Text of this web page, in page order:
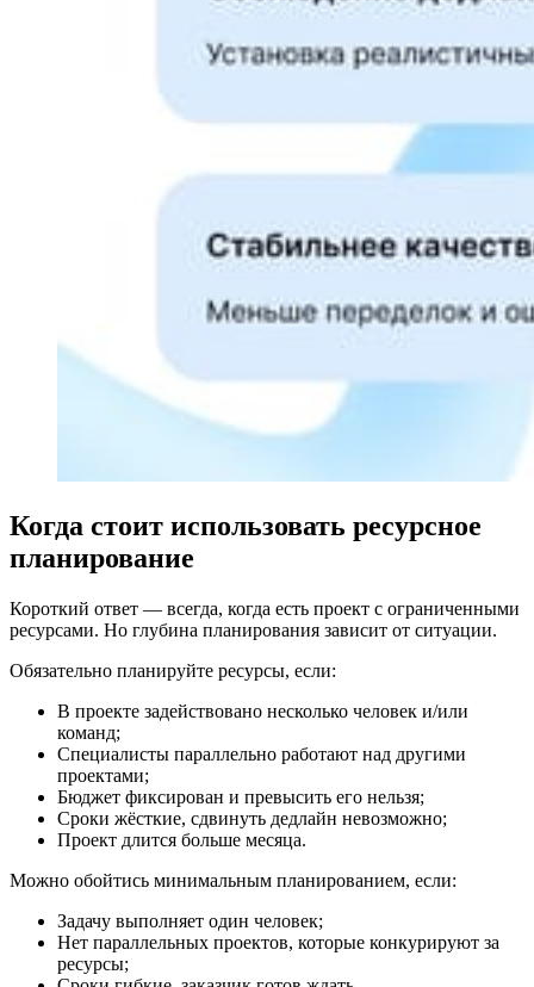
Когда стоит использовать ресурсное
планирование
Короткий ответ — всегда, когда есть проект с ограниченными
ресурсами. Но глубина планирования зависит от ситуации.
Обязательно планируйте ресурсы, если:
В проекте задействовано несколько человек и/или
команд;
Специалисты параллельно работают над другими
проектами;
Бюджет фиксирован и превысить его нельзя;
Сроки жёсткие, сдвинуть дедлайн невозможно;
Проект длится больше месяца.
Можно обойтись минимальным планированием, если:
Задачу выполняет один человек;
Нет параллельных проектов, которые конкурируют за
ресурсы;